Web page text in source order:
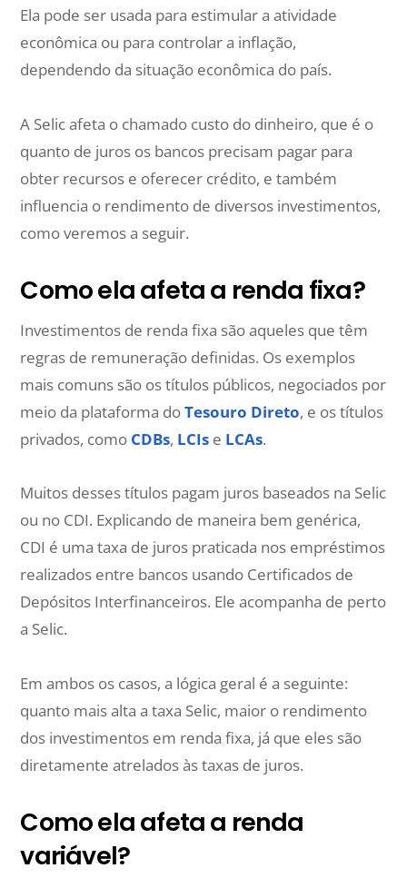
Ela pode ser usada para estimular a atividade
econômica ou para controlar a inflação,
dependendo da situação econômica do país.
A Selic afeta o chamado custo do dinheiro, que é o
quanto de juros os bancos precisam pagar para
obter recursos e oferecer crédito, e também
influencia o rendimento de diversos investimentos,
como veremos a seguir.
Como ela afeta a renda fixa?
Investimentos de renda fixa são aqueles que têm
regras de remuneração definidas. Os exemplos
mais comuns são os títulos públicos, negociados por
meio da plataforma doTesouro Direto, e os títulos
privados, como CDBs, LCIs e LCAs.
Muitos desses títulos pagam juros baseados na Selic
ou no CDI. Explicando de maneira bem genérica,
CDI é uma taxa de juros praticada nos empréstimos
realizados entre bancos usando Certificados de
Depósitos Interfinanceiros. Ele acompanha de perto
a Selic.
Em ambos os casos, a lógica geral é a seguinte:
quanto mais alta a taxa Selic, maior o rendimento
dos investimentos em renda fixa, já que eles são
diretamente atrelados às taxas de juros.
Como ela afeta a renda
variável?